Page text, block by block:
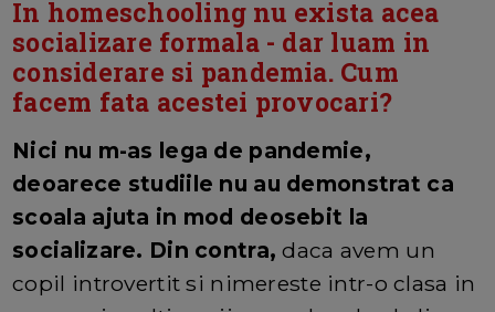
In homeschooling nu exista acea
socializare formala - dar luam in
considerare si pandemia. Cum
facem fata acestei provocari?
Nici nu m-as lega de pandemie,
deoarece studiile nu au demonstrat ca
scoala ajuta in mod deosebit la
socializare. Din contra, daca avem un
copil introvertit si nimereste intr-o clasa in